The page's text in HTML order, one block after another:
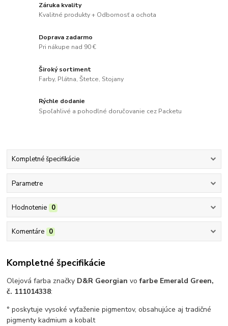
Záruka kvality
Kvalitné produkty + Odbornosť a ochota
Doprava zadarmo
Pri nákupe nad 90 €
Široký sortiment
Farby, Plátna, Štetce, Stojany
Rýchle dodanie
Spoľahlivé a pohodlné doručovanie cez Packetu
Kompletné špecifikácie
Parametre
Hodnotenie 0
Komentáre 0
Kompletné špecifikácie
Olejová farba značky D&R Georgian vofarbe Emerald Green,
č. 111014338:
° poskytuje vysoké vyťaženie pigmentov, obsahujúce aj tradičné
pigmenty kadmium a kobalt